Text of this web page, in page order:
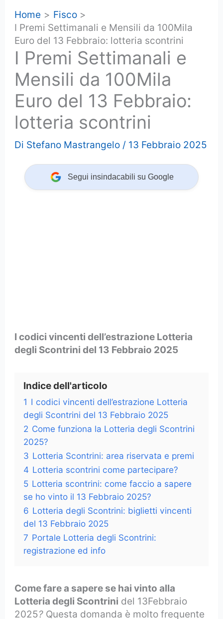
Home
Fisco
I Premi Settimanali e Mensili da 100Mila
Euro del 13 Febbraio: lotteria scontrini
I Premi Settimanali e
Mensili da 100Mila
Euro del 13 Febbraio:
lotteria scontrini
Di Stefano Mastrangelo / 13 Febbraio 2025
Segui insindacabili su Google
I codici vincenti dell’estrazione Lotteria
degli Scontrini del 13 Febbraio 2025
Indice dell'articolo
1 I codici vincenti dell’estrazione Lotteria
degli Scontrini del 13 Febbraio 2025
2 Come funziona la Lotteria degli Scontrini
2025?
3 Lotteria Scontrini: area riservata e premi
4 Lotteria scontrini come partecipare?
5 Lotteria scontrini: come faccio a sapere
se ho vinto il 13 Febbraio 2025?
6 Lotteria degli Scontrini: biglietti vincenti
del 13 Febbraio 2025
7 Portale Lotteria degli Scontrini:
registrazione ed info
Come fare a sapere se hai vinto alla
Lotteria degli Scontrini del 13Febbraio
2025? Questa domanda è molto frequente